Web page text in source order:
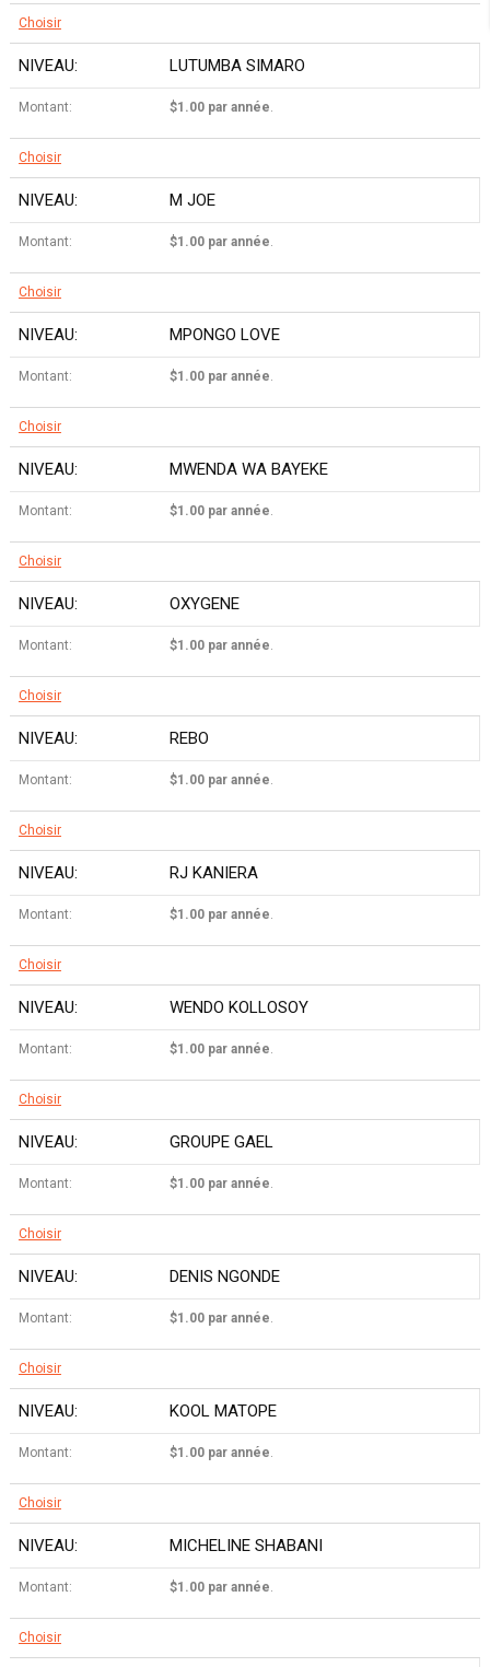
Choisir
LUTUMBA SIMARO
$1.00 par année.
Choisir
M JOE
$1.00 par année.
Choisir
MPONGO LOVE
$1.00 par année.
Choisir
MWENDA WA BAYEKE
$1.00 par année.
Choisir
OXYGENE
$1.00 par année.
Choisir
REBO
$1.00 par année.
Choisir
RJ KANIERA
$1.00 par année.
Choisir
WENDO KOLLOSOY
$1.00 par année.
Choisir
GROUPE GAEL
$1.00 par année.
Choisir
DENIS NGONDE
$1.00 par année.
Choisir
KOOL MATOPE
$1.00 par année.
Choisir
MICHELINE SHABANI
$1.00 par année.
Choisir